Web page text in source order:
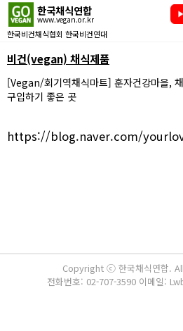
한국채식연합
www.vegan.or.kr
한국비건채식협회 한국비건연대
비건(vegan) 채식제품
[Vegan/회기역채식마트] 훈자건강마을,
구입하기 좋은 곳
https://blog.naver.com/
Copyright ⓒ 한국채식연합.
전화번호: 02-707-3590 이메일: